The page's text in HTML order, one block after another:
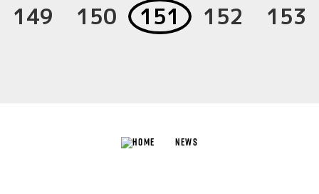
149 150 151 152 153
NEWS